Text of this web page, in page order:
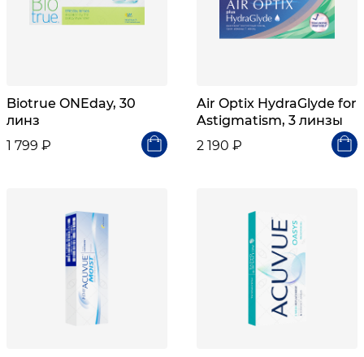
Biotrue ONEday, 30
линз
1 799 ₽
Air Optix HydraGlyde for
Astigmatism, 3 линзы
2 190 ₽